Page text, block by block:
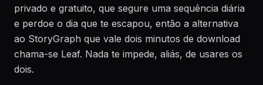
privado e gratuito, que segure uma sequência diária
e perdoe o dia que te escapou, então a alternativa
ao StoryGraph que vale dois minutos de download
chama-se Leaf. Nada te impede, aliás, de usares os
dois.